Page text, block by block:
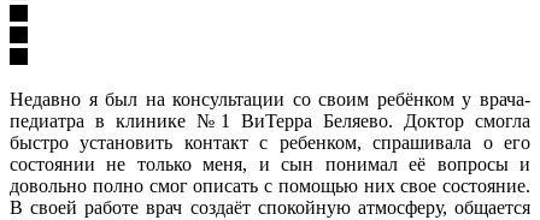
Недавно я был на консультации со своим ребёнком у врача-
педиатра в клинике №1 ВиТерра Беляево. Доктор смогла
быстро установить контакт с ребенком, спрашивала о его
состоянии не только меня, и сын понимал её вопросы и
довольно полно смог описать с помощью них свое состояние.
В своей работе врач создаёт спокойную атмосферу, общается